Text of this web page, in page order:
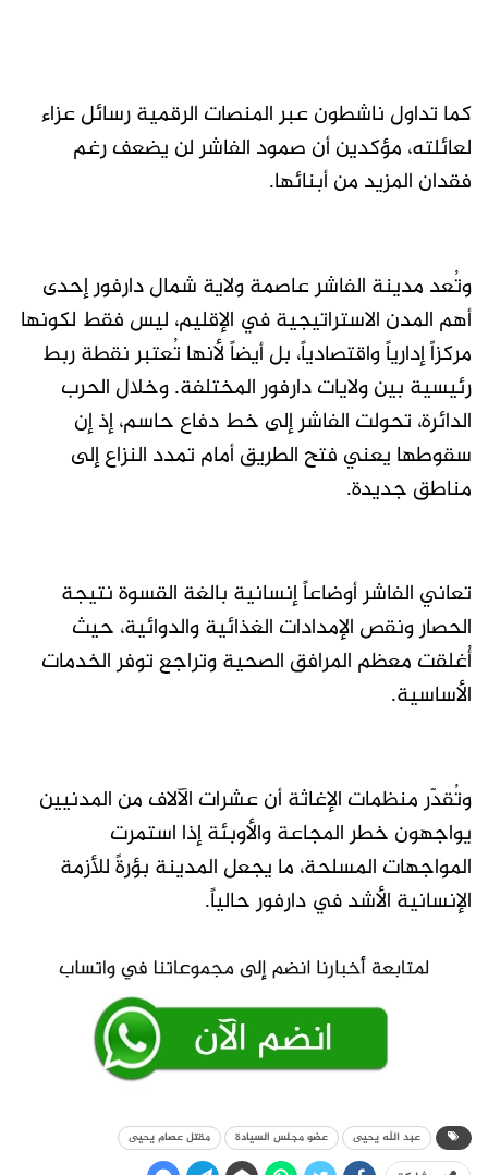
كما تداول ناشطون عبر المنصات الرقمية رسائل عزاء
لعائلته، مؤكدين أن صمود الفاشر لن يضعف رغم
فقدان المزيد من أبنائها.
وتُعد مدينة الفاشر عاصمة ولاية شمال دارفور إحدى
أهم المدن الاستراتيجية في الإقليم، ليس فقط لكونها
مركزاً إدارياً واقتصادياً، بل أيضاً لأنها تُعتبر نقطة ربط
رئيسية بين ولايات دارفور المختلفة. وخلال الحرب
الدائرة، تحولت الفاشر إلى خط دفاع حاسم، إذ إن
سقوطها يعني فتح الطريق أمام تمدد النزاع إلى
مناطق جديدة.
تعاني الفاشر أوضاعاً إنسانية بالغة القسوة نتيجة
الحصار ونقص الإمدادات الغذائية والدوائية، حيث
أُغلقت معظم المرافق الصحية وتراجع توفر الخدمات
الأساسية.
وتُقدّر منظمات الإغاثة أن عشرات الآلاف من المدنيين
يواجهون خطر المجاعة والأوبئة إذا استمرت
المواجهات المسلحة، ما يجعل المدينة بؤرةً للأزمة
الإنسانية الأشد في دارفور حالياً.
عبد الله يحيى عضو مجلس السيادة مقتل عصام يحيى